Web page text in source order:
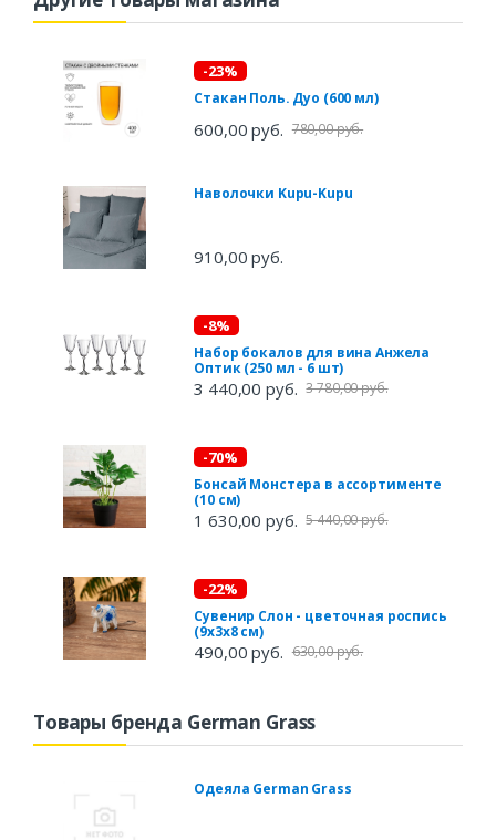
-23%
Стакан Поль. Дуо (600 мл)
600,00 руб. 780,00 руб.
Наволочки Kupu-Kupu
910,00 руб.
-8%
Набор бокалов для вина Анжела
Оптик (250 мл - 6 шт)
3 440,00 руб. 3 780,00 руб.
-70%
Бонсай Монстера в ассортименте
(10 см)
1 630,00 руб. 5 440,00 руб.
-22%
Сувенир Слон - цветочная роспись
(9х3х8 см)
490,00 руб. 630,00 руб.
Товары бренда German Grass
Одеяла German Grass